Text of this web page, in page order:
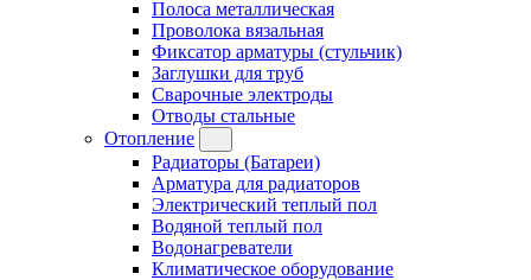
Полоса металлическая
Проволока вязальная
Фиксатор арматуры (стульчик)
Заглушки для труб
Сварочные электроды
Отводы стальные
Отопление
Радиаторы (Батареи)
Арматура для радиаторов
Электрический теплый пол
Водяной теплый пол
Водонагреватели
Климатическое оборудование